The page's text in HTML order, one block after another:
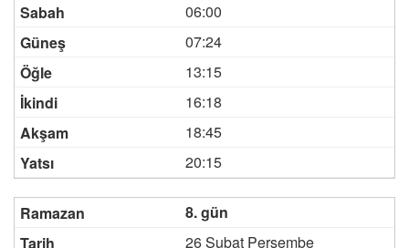
06:00
07:24
13:15
16:18
18:45
20:15
8. gün
26 Şubat Perşembe